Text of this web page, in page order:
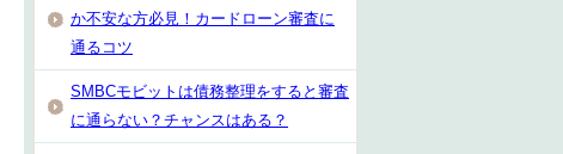
か不安な方必見！カードローン審査に
通るコツ
SMBCモビットは債務整理をすると審査
に通らない？チャンスはある？